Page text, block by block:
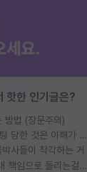
핫한 인기글은?
방법 (장문주의)
대학원생들 교수에게 가스라이팅 당한 것은 이해가 갑니다. 안타깝네요.
사들이 착각하는 거
왜 후배가 못하는걸 교수님은 내 책임으로 돌리는걸까요?